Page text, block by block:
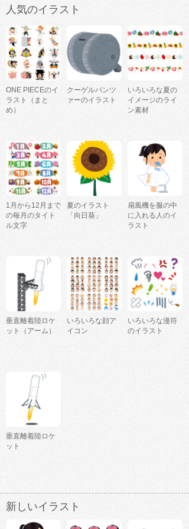
人気のイラスト
ONE PIECEのイ
ラスト（まと
め）
クーゲルパンツ
ァーのイラスト
いろいろな夏の
イメージのライ
ン素材
1月から12月まで
の毎月のタイト
ル文字
夏のイラスト
「向日葵」
扇風機を服の中
に入れる人のイ
ラスト
垂直離着陸ロケ
ット（アーム）
いろいろな顔ア
イコン
いろいろな漫符
のイラスト
垂直離着陸ロケ
ット
新しいイラスト